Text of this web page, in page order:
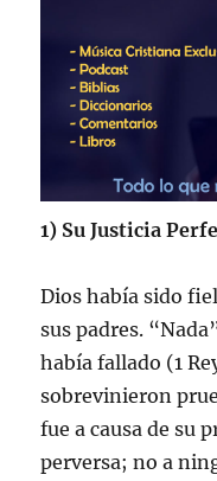
1) Su Justicia
Dios había sido
sus padres.
había fallado (1
sobrevinieron
fue a causa de su
perversa; no a